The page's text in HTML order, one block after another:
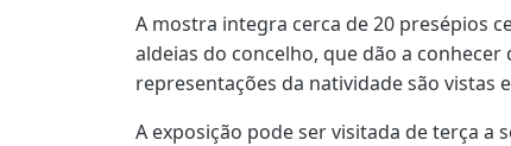
A mostra integra cerca de 20 presépios
aldeias do concelho, que dão a
representações da natividade são vistas
A exposição pode ser visitada de terça a